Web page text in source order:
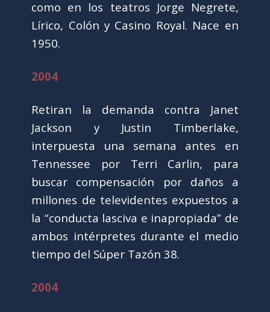
como en los teatros Jorge Negrete,
Lírico, Colón y Casino Royal. Nace en
1950.
2004
Retiran la demanda contra Janet
Jackson y Justin Timberlake,
interpuesta una semana antes en
Tennessee por Terri Carlin, para
buscar compensación por daños a
millones de televidentes expuestos a
la “conducta lasciva e inapropiada” de
ambos intérpretes durante el medio
tiempo del Súper Tazón 38.
2004